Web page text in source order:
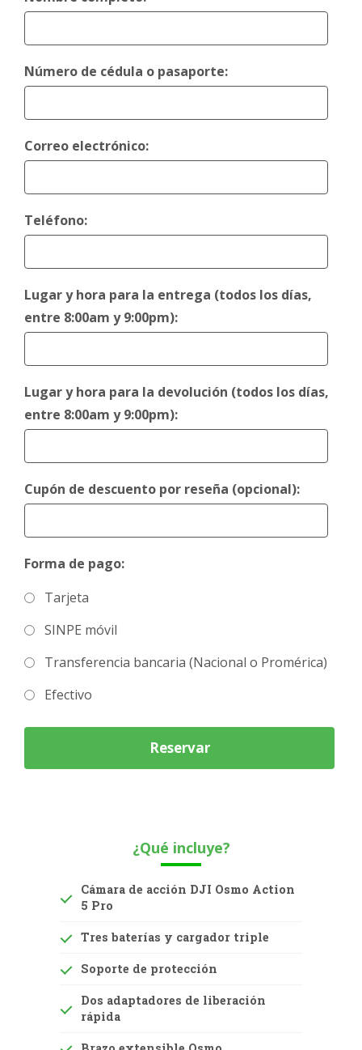
¿Qué incluye?
Cámara de acción DJI Osmo Action
5 Pro
Tres baterías y cargador triple
Soporte de protección
Dos adaptadores de liberación
rápida
Número de cédula o pasaporte:
Correo electrónico:
Teléfono:
Lugar y hora para la entrega (todos los días,
entre 8:00am y 9:00pm):
Lugar y hora para la devolución (todos los días,
entre 8:00am y 9:00pm):
Cupón de descuento por reseña (opcional):
Forma de pago:
Tarjeta
SINPE móvil
Transferencia bancaria (Nacional o Promérica)
Efectivo